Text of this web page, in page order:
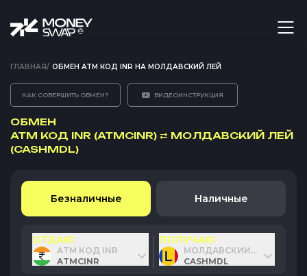
ГЛАВНАЯ/ ОБМЕН ATM КОД INR НА МОЛДАВСКИЙ ЛЕЙ
КАК СОВЕРШИТЬ ОБМЕН? ВИДЕОИНСТРУКЦИЯ
ОБМЕН
ATM КОД INR (ATMCINR) ⇄ МОЛДАВСКИЙ ЛЕЙ
(CASHMDL)
Безналичные Наличные
ОТДАЮ
ATM КОД INR
ATMCINR
ПОЛУЧАЮ
МОЛДАВСКИЙ ЛЕЙ
CASHMDL